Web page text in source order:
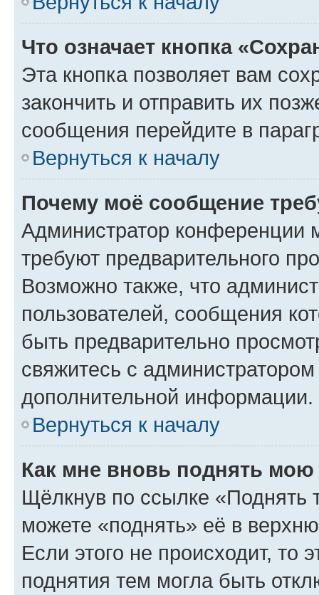
Что означает кнопка
Эта кнопка позволяет вам
закончить и отправить их
сообщения перейдите в
Вернуться к началу
Почему моё сообщение
Администратор конференции
требуют предварительного
Возможно также, что
пользователей, сообщения
быть предварительно
свяжитесь с
дополнительной информации.
Вернуться к началу
Как мне вновь поднять мою
Щёлкнув по ссылке «Поднять
можете «поднять» её в
Если этого не происходит, то
поднятия тем могла быть